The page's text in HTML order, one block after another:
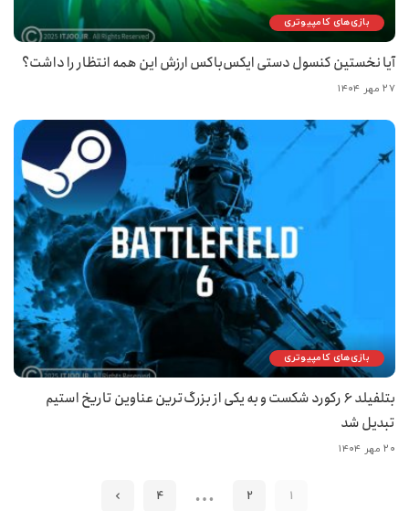
بازی‌های کامپیوتری
آیا نخستین کنسول دستی ایکس‌باکس ارزش این همه انتظار را داشت؟
۲۷ مهر ۱۴۰۴
بازی‌های کامپیوتری
بتلفیلد 6 رکورد شکست و به یکی از بزرگ‌ترین عناوین تاریخ استیم
تبدیل شد
۲۰ مهر ۱۴۰۴
1
2
…
4